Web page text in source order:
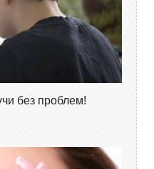
без проблем!